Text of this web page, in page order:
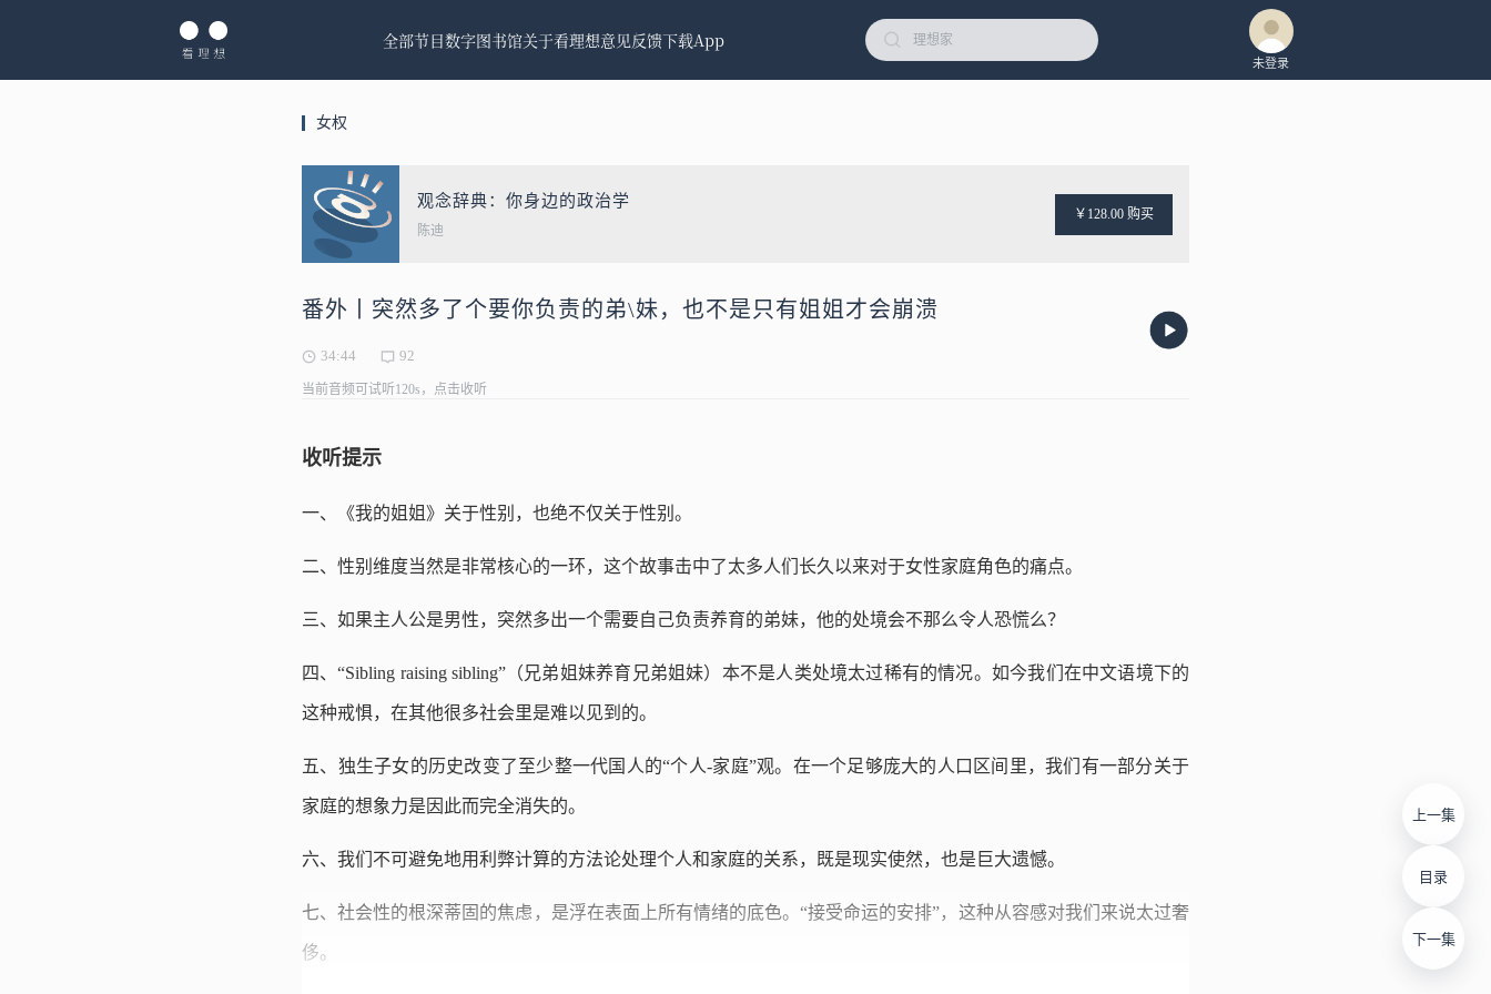
全部节目数字图书馆关于看理想意见反馈下载App
未登录
女权
观念辞典：你身边的政治学
陈迪
￥128.00 购买
番外丨突然多了个要你负责的弟\妹，也不是只有姐姐才会崩溃
34:44 92
当前音频可试听120s，点击收听
上一集
目录
下一集
收听提示
一、《我的姐姐》关于性别，也绝不仅关于性别。
二、性别维度当然是非常核心的一环，这个故事击中了太多人们长久以来对于女性家庭角色的痛点。
三、如果主人公是男性，突然多出一个需要自己负责养育的弟妹，他的处境会不那么令人恐慌么？
四、“Sibling raising sibling”（兄弟姐妹养育兄弟姐妹）本不是人类处境太过稀有的情况。如今我们在中文语境下的
这种戒惧，在其他很多社会里是难以见到的。
五、独生子女的历史改变了至少整一代国人的“个人-家庭”观。在一个足够庞大的人口区间里，我们有一部分关于
家庭的想象力是因此而完全消失的。
六、我们不可避免地用利弊计算的方法论处理个人和家庭的关系，既是现实使然，也是巨大遗憾。
七、社会性的根深蒂固的焦虑，是浮在表面上所有情绪的底色。“接受命运的安排”，这种从容感对我们来说太过奢
侈。